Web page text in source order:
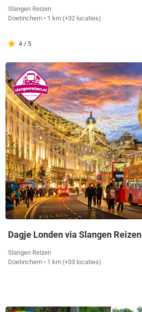
Slangen Reizen
Doetinchem • 1 km (+32 locaties)
4 / 5
Dagje Londen via Slangen Reizen
Slangen Reizen
Doetinchem • 1 km (+33 locaties)